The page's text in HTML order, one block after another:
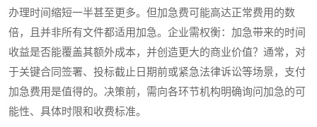
办理时间缩短一半甚至更多。但加急费可能高达正常费用的数
倍，且并非所有文件都适用加急。企业需权衡：加急带来的时间
收益是否能覆盖其额外成本，并创造更大的商业价值？通常，对
于关键合同签署、投标截止日期前或紧急法律诉讼等场景，支付
加急费用是值得的。决策前，需向各环节机构明确询问加急的可
能性、具体时限和收费标准。